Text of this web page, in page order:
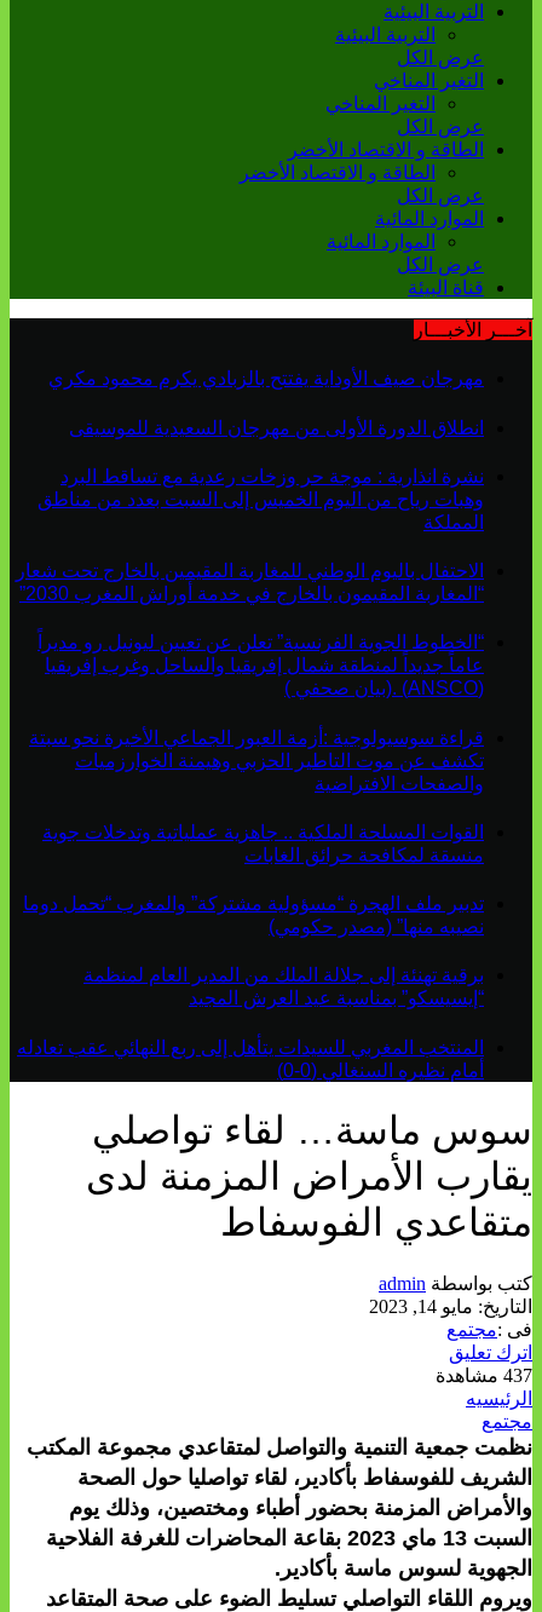
التربية البيئية
التربية البيئية
عرض الكل
التغير المناخي
التغير المناخي
عرض الكل
الطاقة و الاقتصاد الأخضر
الطاقة و الاقتصاد الأخضر
عرض الكل
الموارد المائية
الموارد المائية
عرض الكل
قناة البيئة
آخـــر الأخبـــار
مهرجان صيف الأوداية يفتتح بالزبادي يكرم محمود مكري
انطلاق الدورة الأولى من مهرجان السعيدية للموسيقى
نشرة انذارية : موجة حر وزخات رعدية مع تساقط البرد
وهبات رياح من اليوم الخميس إلى السبت بعدد من مناطق
المملكة
الاحتفال باليوم الوطني للمغاربة المقيمين بالخارج تحت شعار
“المغاربة المقيمون بالخارج في خدمة أوراش المغرب 2030”
“الخطوط الجوية الفرنسية” تعلن عن تعيين ليونيل رو مديراً
عاماً جديداً لمنطقة شمال إفريقيا والساحل وغرب إفريقيا
(ANSCO) .(بيان صحفي )
قراءة سوسيولوجية :أزمة العبور الجماعي الأخيرة نحو سبتة
تكشف عن موت التاطير الحزبي وهيمنة الخوارزميات
والصفحات الافتراضية
القوات المسلحة الملكية .. جاهزية عملياتية وتدخلات جوية
منسقة لمكافحة حرائق الغابات
تدبير ملف الهجرة “مسؤولية مشتركة” والمغرب “تحمل دوما
نصيبه منها” (مصدر حكومي)
برقية تهنئة إلى جلالة الملك من المدير العام لمنظمة
“إيسيسكو” بمناسبة عيد العرش المجيد
المنتخب المغربي للسيدات يتأهل إلى ربع النهائي عقب تعادله
أمام نظيره السنغالي (0-0)
سوس ماسة… لقاء تواصلي
يقارب الأمراض المزمنة لدى
متقاعدي الفوسفاط
كتب بواسطة admin
التاريخ: مايو 14, 2023
فى :مجتمع
اترك تعليق
437 مشاهدة
الرئيسيه
مجتمع
نظمت جمعية التنمية والتواصل لمتقاعدي مجموعة المكتب
الشريف للفوسفاط بأكادير، لقاء تواصليا حول الصحة
والأمراض المزمنة بحضور أطباء ومختصين، وذلك يوم
السبت 13 ماي 2023 بقاعة المحاضرات للغرفة الفلاحية
الجهوية لسوس ماسة بأكادير.
ويروم اللقاء التواصلي تسليط الضوء على صحة المتقاعد